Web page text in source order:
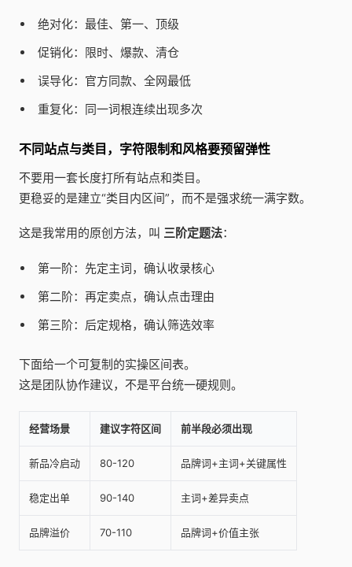
绝对化：最佳、第一、顶级
促销化：限时、爆款、清仓
误导化：官方同款、全网最低
重复化：同一词根连续出现多次
不同站点与类目，字符限制和风格要预留弹性
不要用一套长度打所有站点和类目。
更稳妥的是建立“类目内区间”，而不是强求统一满字数。
这是我常用的原创方法，叫 三阶定题法：
第一阶：先定主词，确认收录核心
第二阶：再定卖点，确认点击理由
第三阶：后定规格，确认筛选效率
下面给一个可复制的实操区间表。
这是团队协作建议，不是平台统一硬规则。
经营场景 建议字符区间 前半段必须出现
新品冷启动 80-120 品牌词+主词+关键属性
稳定出单 90-140 主词+差异卖点
品牌溢价 70-110 品牌词+价值主张